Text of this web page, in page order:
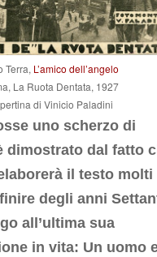
Terra, L’amico dell’angelo
La Ruota Dentata, 1927
di Vinicio Paladini
uno scherzo di
dimostrato dal fatto
il testo molti
degli anni
all’ultima sua
in vita: Un uomo